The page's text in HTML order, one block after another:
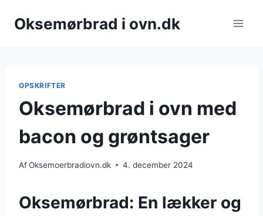
Oksemørbrad i ovn.dk
OPSKRIFTER
Oksemørbrad i ovn med
bacon og grøntsager
AfOksemoerbradiovn.dk 4. december 2024
Oksemørbrad: En lækker og